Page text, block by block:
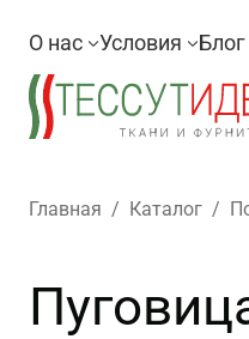
О нас Условия Блог
Главная / Каталог /